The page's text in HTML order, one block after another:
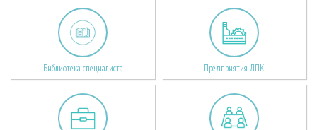
Библиотека специалиста Предприятия ЛПК